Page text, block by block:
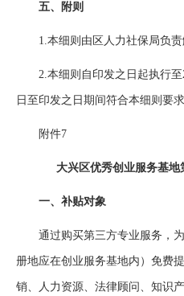
五、附则
1.本细则由区人力社保局负责
2.本细则自印发之日起执行至
日至印发之日期间符合本细则要
附件7
大兴区优秀创业服务基地
一、补贴对象
通过购买第三方专业服务，为
册地应在创业服务基地内）免费
销、人力资源、法律顾问、知识